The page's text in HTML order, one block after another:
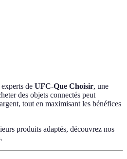
de UFC-Que Choisir, une
des objets connectés peut
tout en maximisant les bénéfices
produits adaptés, découvrez nos